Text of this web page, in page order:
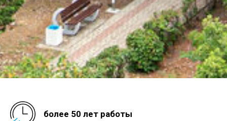
более 50 лет работы